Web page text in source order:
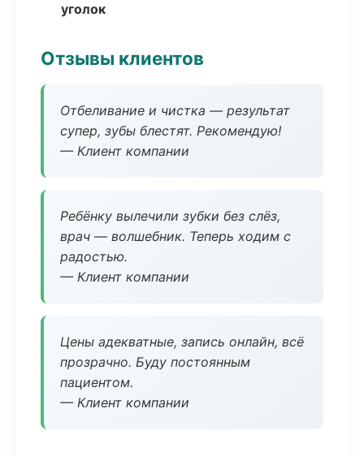
уголок
Отзывы клиентов
Отбеливание и чистка — результат
супер, зубы блестят. Рекомендую!
— Клиент компании
Ребёнку вылечили зубки без слёз,
врач — волшебник. Теперь ходим с
радостью.
— Клиент компании
Цены адекватные, запись онлайн, всё
прозрачно. Буду постоянным
пациентом.
— Клиент компании